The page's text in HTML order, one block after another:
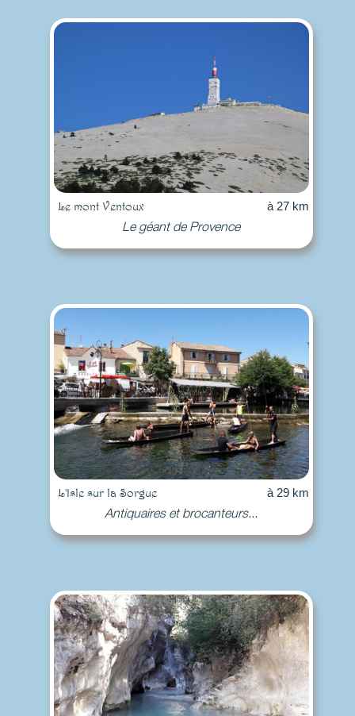
Le mont Ventoux à 27 km
Le géant de Provence
L'Isle sur la Sorgue à 29 km
Antiquaires et brocanteurs...